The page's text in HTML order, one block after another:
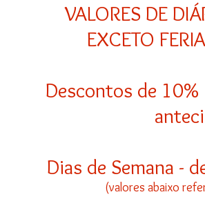
VALORES DE
EXCETO
Descontos de
Dias de Semana -
(valores abaixo